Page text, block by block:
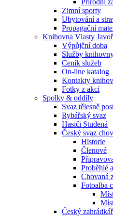
Přírodní
Zimní sporty
Ubytování a
Propagační
Knihovna Vlasty
Výpůjční doba
Služby
Ceník služeb
On-line katalog
Kontakty
Fotky z akcí
Spolky & oddíly
Svaz tělesně
Rybářský svaz
Hasiči Studená
Český svaz
Historie
Členové
Proběhlé
Chovaná
Fotoalba
Český